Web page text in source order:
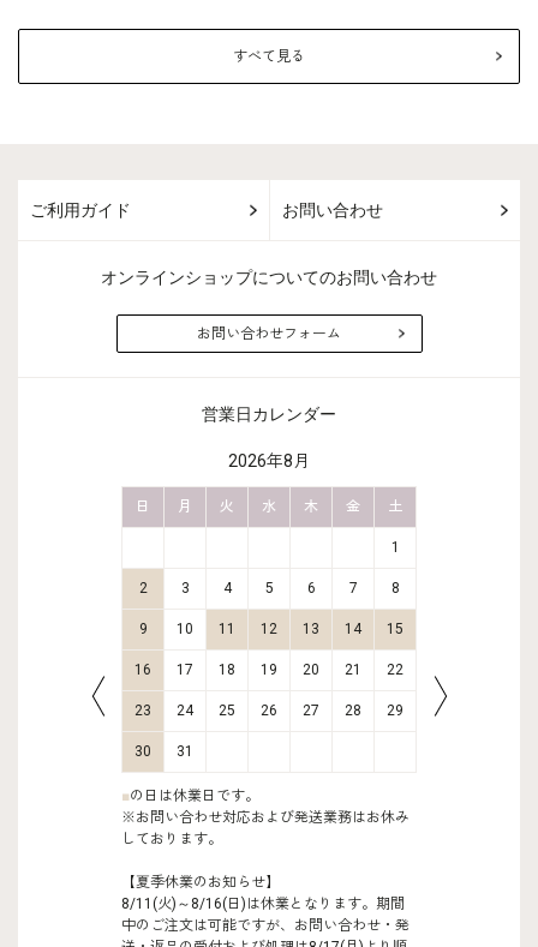
すべて見る
ご利用ガイド お問い合わせ
オンラインショップについてのお問い合わせ
お問い合わせフォーム
営業日カレンダー
2026年8月
日 月 火 水 木 金 土
1
2 3 4 5 6 7 8
9 10 11 12 13 14 15
16 17 18 19 20 21 22
23 24 25 26 27 28 29
30 31
■の日は休業日です。
※お問い合わせ対応および発送業務はお休み
しております。
【夏季休業のお知らせ】
8/11(火)～8/16(日)は休業となります。期間
中のご注文は可能ですが、お問い合わせ・発